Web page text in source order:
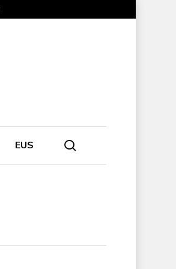
EUS